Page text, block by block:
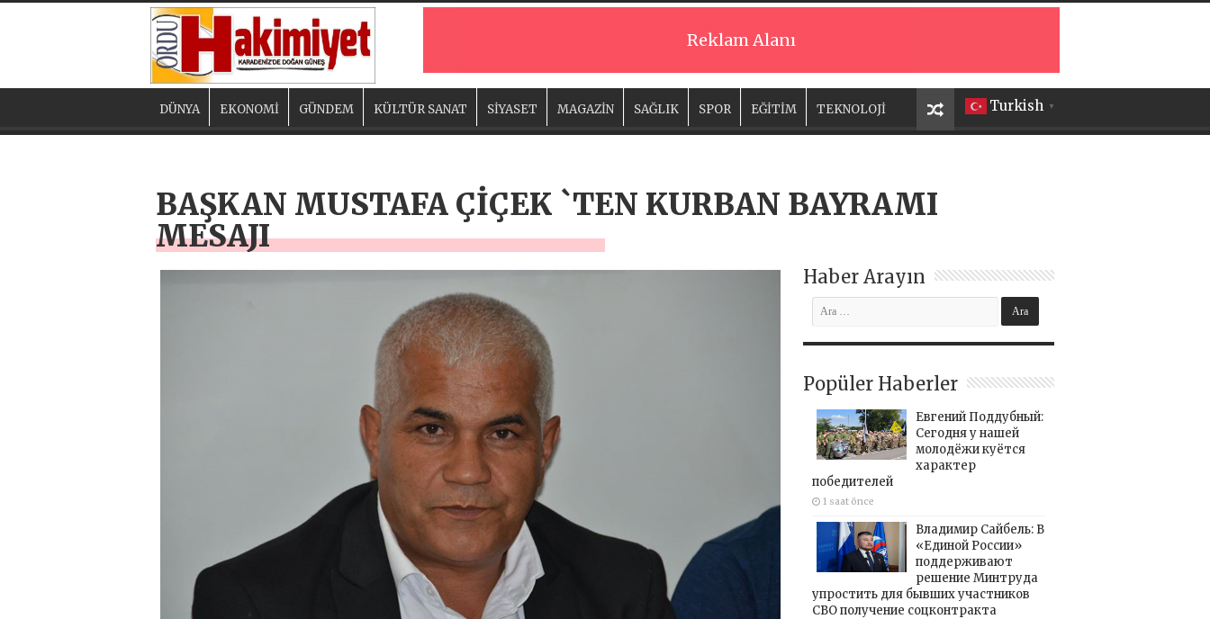
Reklam Alanı
Turkish ▼
DÜNYA EKONOMİ GÜNDEM KÜLTÜR SANAT SİYASET MAGAZİN SAĞLIK SPOR EĞİTİM TEKNOLOJİ
BAŞKAN MUSTAFA ÇİÇEK `TEN KURBAN BAYRAMI
MESAJI
Haber Arayın
Popüler Haberler
Евгений Поддубный:
Сегодня у нашей
молодёжи куётся
характер
победителей
1 saat önce
Владимир Сайбель: В
«Единой России»
поддерживают
решение Минтруда
упростить для бывших участников
СВО получение соцконтракта